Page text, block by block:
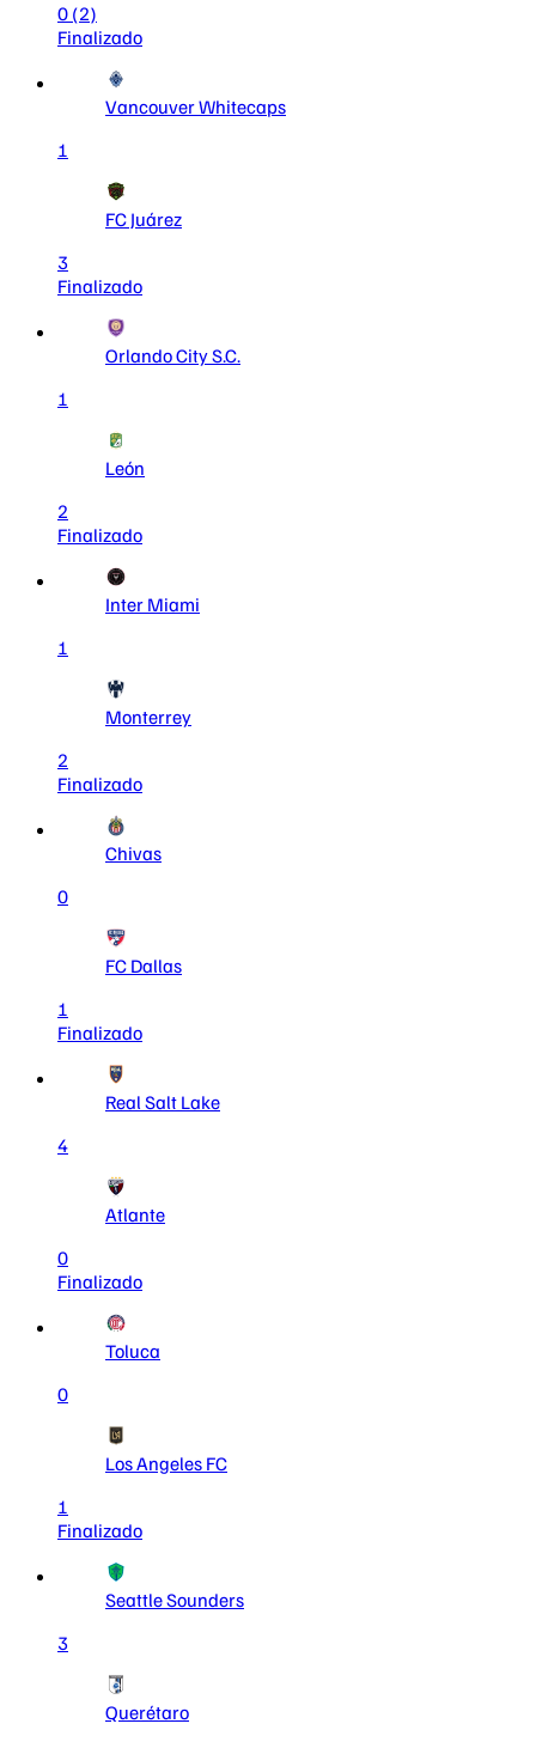
0 (2)
Finalizado
Vancouver Whitecaps
1
FC Juárez
3
Finalizado
Orlando City S.C.
1
León
2
Finalizado
Inter Miami
1
Monterrey
2
Finalizado
Chivas
0
FC Dallas
1
Finalizado
Real Salt Lake
4
Atlante
0
Finalizado
Toluca
0
Los Angeles FC
1
Finalizado
Seattle Sounders
3
Querétaro